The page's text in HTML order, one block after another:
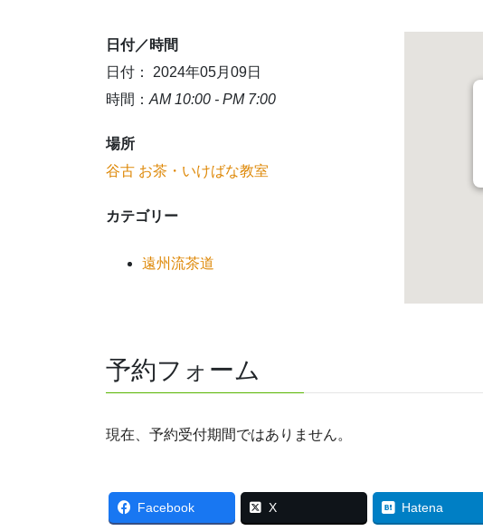
日付／時間
日付： 2024年05月09日
時間： AM 10:00 - PM 7:00
場所
谷古 お茶・いけばな教室
カテゴリー
遠州流茶道
予約フォーム
現在、予約受付期間ではありません。
Facebook X Hatena